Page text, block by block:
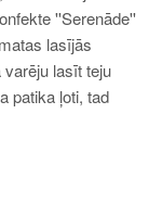
''Serenāde''
lasījās
lasīt teju
patika ļoti, tad